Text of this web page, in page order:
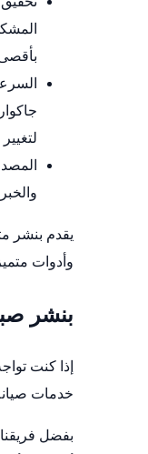
جاكوار
يقدم بنشر
وأدوات
بنشر
إذا كنت
خدمات
بفضل